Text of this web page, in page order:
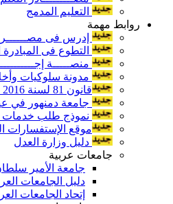
التعليم المدمج
روابط مهمة
إدرس فى مصــــــر
التطوع فى
منصـــــة
مدونة سلوكيات
قانون 81 لسنة 2016 " الخدمة المدنيــة "
جامعة دمنهور في
نموذج طلب خدمات
موقع الإستفسارات
دليل وزارة العدل
جامعات عربية
جامعة الأمير
دليل الجامعات
إتحاد الجامعات